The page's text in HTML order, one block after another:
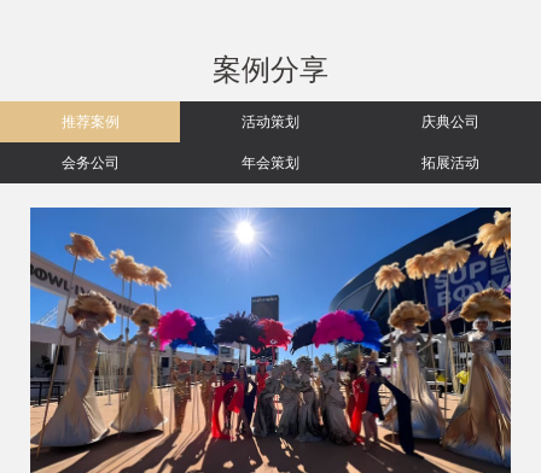
案例分享
推荐案例 活动策划
庆典公司
会务公司
年会策划 拓展活动